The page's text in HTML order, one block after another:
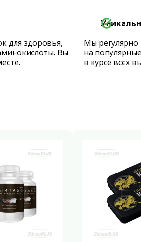
для здоровья,
Вы
Мы регулярно
на
в курсе всех